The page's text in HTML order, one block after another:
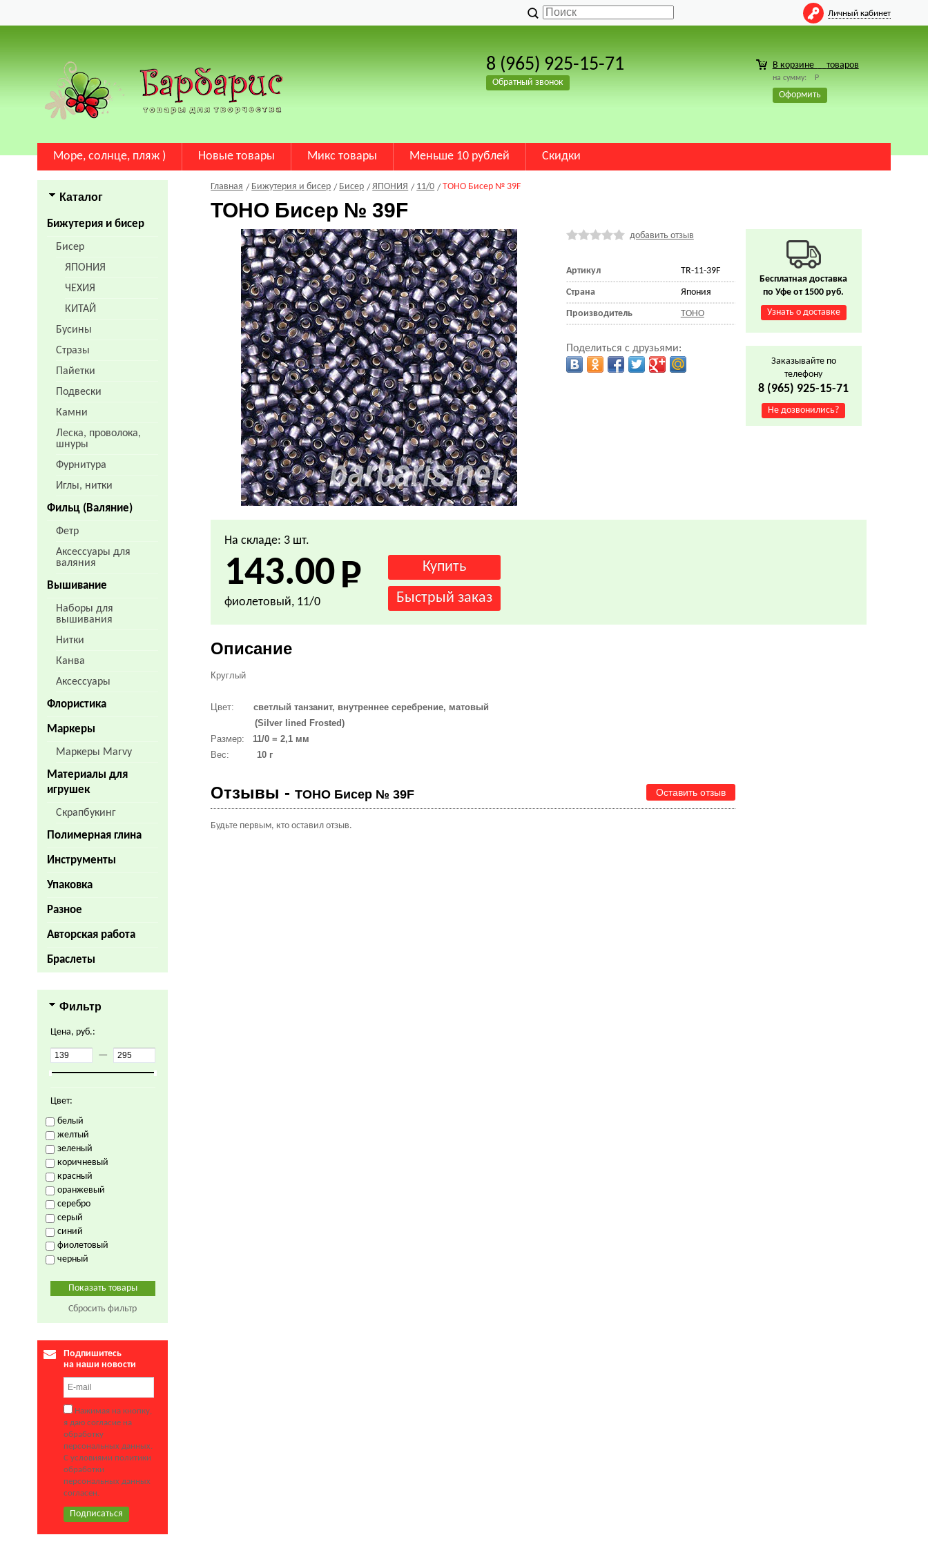
Личный кабинет
8 (965) 925-15-71
Обратный звонок
В корзине товаров
на сумму: Р
Оформить
Море, солнце, пляж ) Новые товары Микс товары Меньше 10 рублей Скидки
Каталог
Бижутерия и бисер
Бисер
ЯПОНИЯ
ЧЕХИЯ
КИТАЙ
Бусины
Стразы
Пайетки
Подвески
Камни
Леска, проволока,
шнуры
Фурнитура
Иглы, нитки
Фильц (Валяние)
Фетр
Аксессуары для
валяния
Вышивание
Наборы для
вышивания
Нитки
Канва
Аксессуары
Флористика
Маркеры
Маркеры Marvy
Материалы для
игрушек
Скрапбукинг
Полимерная глина
Инструменты
Упаковка
Разное
Авторская работа
Браслеты
Фильтр
Цена, руб.:
—
Цвет:
белый
желтый
зеленый
коричневый
красный
оранжевый
серебро
серый
синий
фиолетовый
черный
Сбросить фильтр
Подпишитесь
на наши новости
Нажимая на кнопку,
я даю согласие на
обработку
персональных данных.
С условиями политики
обработки
персональных данных
согласен.
Главная Бижутерия и бисер Бисер ЯПОНИЯ 11/0 TOHO Бисер № 39F
TOHO Бисер № 39F
добавить отзыв
Артикул TR-11-39F
Страна Япония
Производитель TOHO
Поделиться с друзьями:
На складе: 3 шт.
143.00
фиолетовый, 11/0
Описание
Круглый
Цвет:
светлый танзанит, внутреннее серебрение, матовый
(Silver lined Frosted)
Размер:
11/0 = 2,1 мм
Вес:
10 г
Отзывы -TOHO Бисер № 39F Оставить отзыв
Будьте первым, кто оставил отзыв.
Бесплатная доставка
по Уфе от 1500 руб.
Узнать о доставке
Заказывайте по
телефону
8 (965) 925-15-71
Не дозвонились?